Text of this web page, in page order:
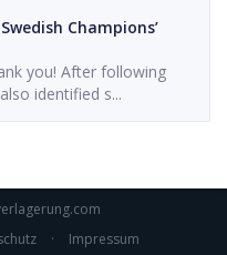
Champions’
you! After following
identified s...
· Impressum